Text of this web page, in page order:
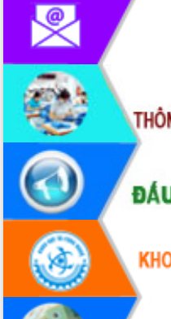
Ứng dụng sinh trắc học - Bước tiến
trong hành trình chuyển đổi số tại Đắk
Đắk Lắk nâng cao hiệu quả công tác
Đảng từ Sổ tay đảng viên điện tử
Đắk Lắk đẩy mạnh nuôi biển công
nghệ, hướng tới phát triển thủy sản
bền vững
Tập huấn nâng cao năng lực triển khai
chuyển đổi số cho cán bộ, công chức
cấp xã
Đắk Lắk phát động hưởng ứng Ngày
Quyền của người tiêu dùng Việt Nam
2026
Đẩy mạnh cải cách hành chính, quyết
tâm đạt được mục tiêu tăng trưởng
hai con số trong năm 2026
Tổ chức trang trọng Lễ hội Đền thờ